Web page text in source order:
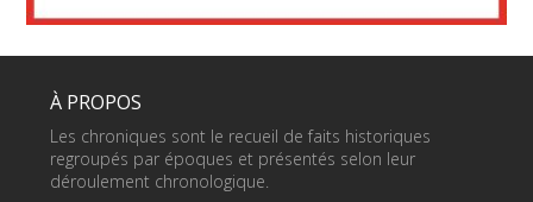
À PROPOS
Les chroniques sont le recueil de faits historiques
regroupés par époques et présentés selon leur
déroulement chronologique.